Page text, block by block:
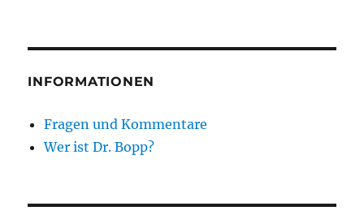
INFORMATIONEN
Fragen und Kommentare
Wer ist Dr. Bopp?